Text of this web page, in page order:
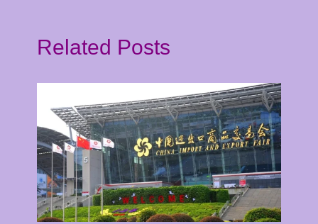
Related Posts